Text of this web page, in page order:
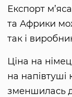
Експорт
та Африки
так і
Ціна на
на напівтуші
зменшилась